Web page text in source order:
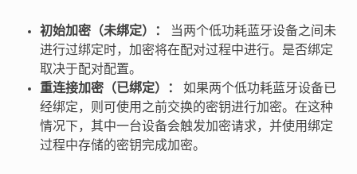
初始加密（未绑定）：
当两个低功耗蓝牙设备之间未
进行过绑定时，加密将在配对过程中进行。是否绑定
取决于配对配置。
重连接加密（已绑定）：
如果两个低功耗蓝牙设备已
经绑定，则可使用之前交换的密钥进行加密。在这种
情况下，其中一台设备会触发加密请求，并使用绑定
过程中存储的密钥完成加密。